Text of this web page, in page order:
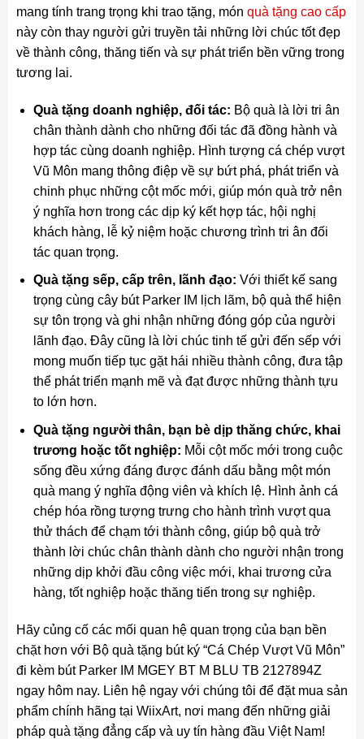
mang tính trang trọng khi trao tặng, món quà tặng cao cấp
này còn thay người gửi truyền tải những lời chúc tốt đẹp
về thành công, thăng tiến và sự phát triển bền vững trong
tương lai.
Quà tặng doanh nghiệp, đối tác: Bộ quà là lời tri ân
chân thành dành cho những đối tác đã đồng hành và
hợp tác cùng doanh nghiệp. Hình tượng cá chép vượt
Vũ Môn mang thông điệp về sự bứt phá, phát triển và
chinh phục những cột mốc mới, giúp món quà trở nên
ý nghĩa hơn trong các dịp ký kết hợp tác, hội nghị
khách hàng, lễ kỷ niệm hoặc chương trình tri ân đối
tác quan trọng.
Quà tặng sếp, cấp trên, lãnh đạo: Với thiết kế sang
trọng cùng cây bút Parker IM lịch lãm, bộ quà thể hiện
sự tôn trọng và ghi nhận những đóng góp của người
lãnh đạo. Đây cũng là lời chúc tinh tế gửi đến sếp với
mong muốn tiếp tục gặt hái nhiều thành công, đưa tập
thể phát triển mạnh mẽ và đạt được những thành tựu
to lớn hơn.
Quà tặng người thân, bạn bè dịp thăng chức, khai
trương hoặc tốt nghiệp: Mỗi cột mốc mới trong cuộc
sống đều xứng đáng được đánh dấu bằng một món
quà mang ý nghĩa động viên và khích lệ. Hình ảnh cá
chép hóa rồng tượng trưng cho hành trình vượt qua
thử thách để chạm tới thành công, giúp bộ quà trở
thành lời chúc chân thành dành cho người nhận trong
những dịp khởi đầu công việc mới, khai trương cửa
hàng, tốt nghiệp hoặc thăng tiến trong sự nghiệp.
Hãy củng cố các mối quan hệ quan trọng của bạn bền
chặt hơn với Bộ quà tặng bút ký “Cá Chép Vượt Vũ Môn”
đi kèm bút Parker IM MGEY BT M BLU TB 2127894Z
ngay hôm nay. Liên hệ ngay với chúng tôi để đặt mua sản
phẩm chính hãng tại WiixArt, nơi mang đến những giải
pháp quà tặng đẳng cấp và uy tín hàng đầu Việt Nam!